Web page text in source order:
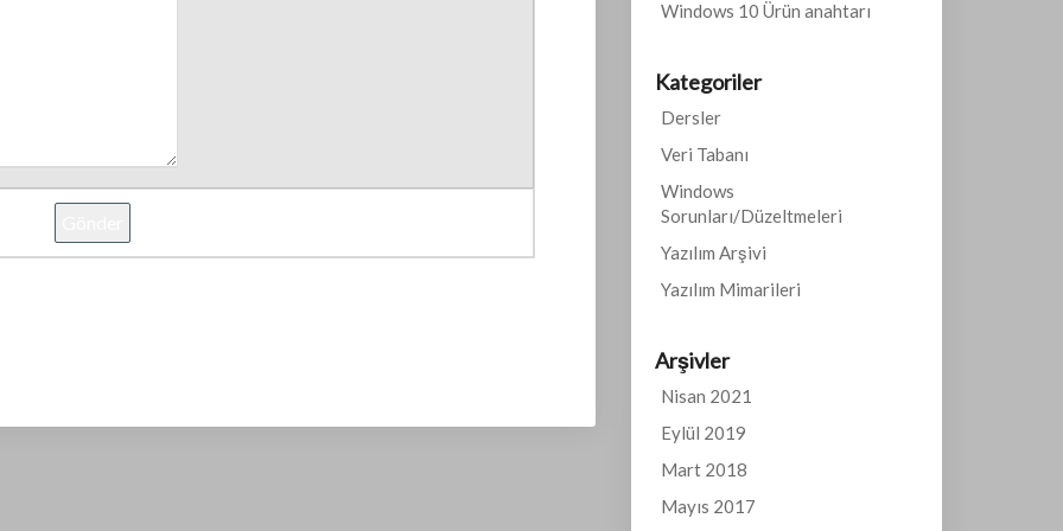
Windows 10 Ürün anahtarı
Kategoriler
Dersler
Veri Tabanı
Windows
Sorunları/Düzeltmeleri
Yazılım Arşivi
Yazılım Mimarileri
Arşivler
Nisan 2021
Eylül 2019
Mart 2018
Mayıs 2017